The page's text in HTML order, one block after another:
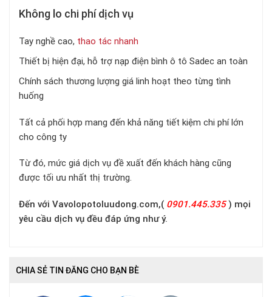
Không lo chi phí dịch vụ
Tay nghề cao, thao tác nhanh
Thiết bị hiện đại, hỗ trợ nạp điện bình ô tô Sadec an toàn
Chính sách thương lượng giá linh hoạt theo từng tình
huống
Tất cả phối hợp mang đến khả năng tiết kiệm chi phí lớn
cho công ty
Từ đó, mức giá dịch vụ đề xuất đến khách hàng cũng
được tối ưu nhất thị trường.
Đến với Vavolopotoluudong.com,( 0901.445.335 ) mọi
yêu cầu dịch vụ đều đáp ứng như ý.
CHIA SẺ TIN ĐĂNG CHO BẠN BÈ